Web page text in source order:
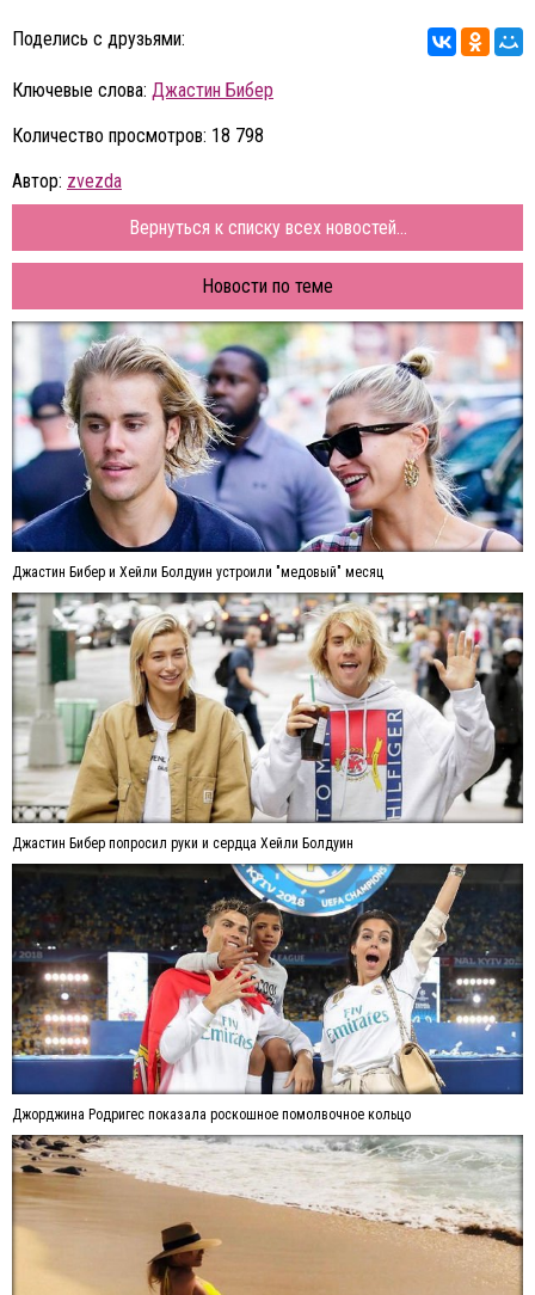
Поделись с друзьями:
Ключевые слова: Джастин Бибер
Количество просмотров: 18 798
Автор: zvezda
Вернуться к списку всех новостей...
Новости по теме
Джастин Бибер и Хейли Болдуин устроили "медовый" месяц
Джастин Бибер попросил руки и сердца Хейли Болдуин
Джорджина Родригес показала роскошное помолвочное кольцо